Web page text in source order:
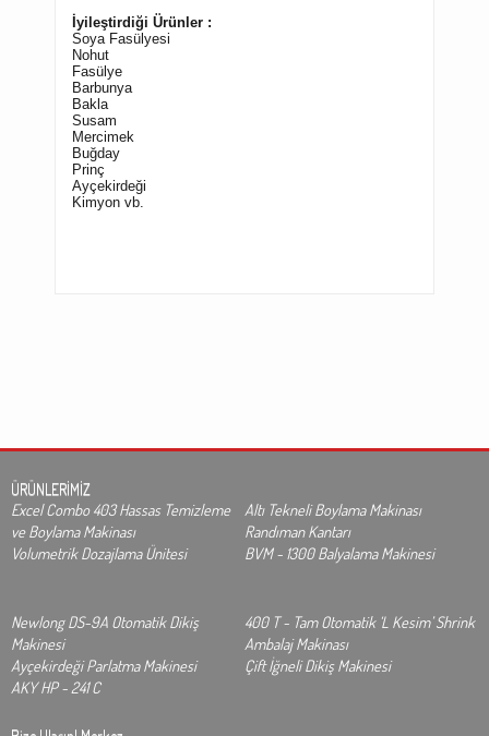
İyileştirdiği Ürünler :
Soya Fasülyesi
Nohut
Fasülye
Barbunya
Bakl a
Susam
Mercimek
Buğday
Prinç
Ayçekirdeği
Kimyon vb.
ÜRÜNLERİMİZ
Excel Combo 403 Hassas Temizleme
ve Boylama Makinası
Altı Tekneli Boylama Makinası
Randıman Kantarı
Volumetrik Dozajlama Ünitesi
BVM - 1300 Balyalama Makinesi
Newlong DS-9A Otomatik Dikiş
Makinesi
400 T - Tam Otomatik ‘L Kesim’ Shrink
Ambalaj Makinası
Ayçekirdeği Parlatma Makinesi
Çift İğneli Dikiş Makinesi
AKY HP - 241 C